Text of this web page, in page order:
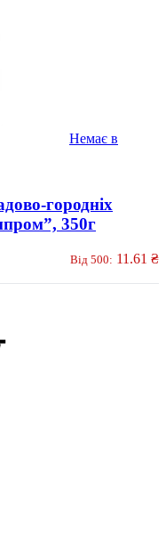
Немає в
городніх
350г
Від 500: 11.61 ₴